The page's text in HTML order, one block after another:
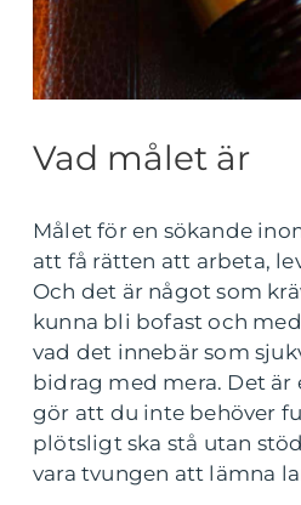
Vad målet är
Målet för en sökande
att få rätten att arbeta,
Och det är något som
kunna bli bofast och
vad det innebär som
bidrag med mera. Det
gör att du inte behöver
plötsligt ska stå utan
vara tvungen att lämna